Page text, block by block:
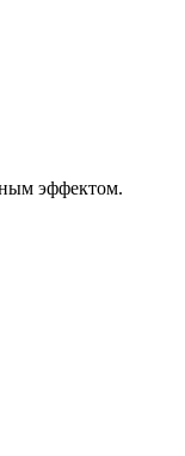
эффектом.